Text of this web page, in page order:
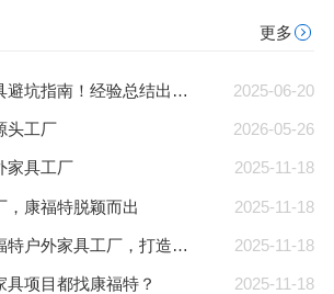
更多
2025-06-20
别墅露台户外家具避坑指南！经验总结出的宝藏攻略
2026-05-26
头工厂
2025-11-18
家具工厂
2025-11-18
，康福特脱颖而出
2025-11-18
别墅露台找到康福特户外家具工厂，打造完美休闲空间
2025-11-18
具项目都找康福特？